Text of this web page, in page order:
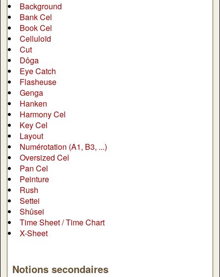
Background
Bank Cel
Book Cel
Celluloïd
Cut
Dôga
Eye Catch
Flasheuse
Genga
Hanken
Harmony Cel
Key Cel
Layout
Numérotation (A1, B3, ...)
Oversized Cel
Pan Cel
Peinture
Rush
Settei
Shûsei
Time Sheet / Time Chart
X-Sheet
Notions secondaires